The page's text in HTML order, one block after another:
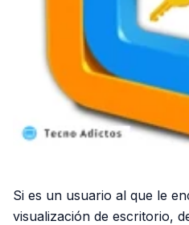
Si es un usuario al que le
visualización de escritorio,